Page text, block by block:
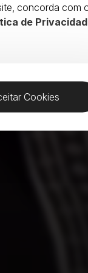
concorda com
de
Cookies